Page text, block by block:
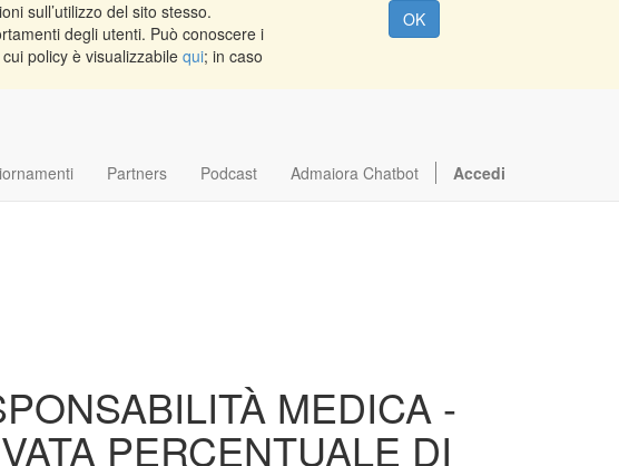
sull’utilizzo del sito stesso.
degli utenti. Può conoscere i
policy è visualizzabilequi; in caso
OK
Partners Podcast Admaiora Chatbot Accedi
MEDICA -
PERCENTUALE DI